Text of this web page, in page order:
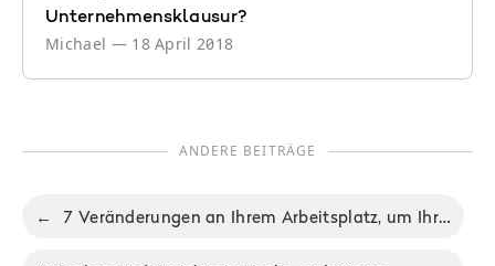
Unternehmensklausur?
Michael — 18 April 2018
ANDERE BEITRÄGE
← 7 Veränderungen an Ihrem Arbeitsplatz, um Ihre Produktivität zu steigern